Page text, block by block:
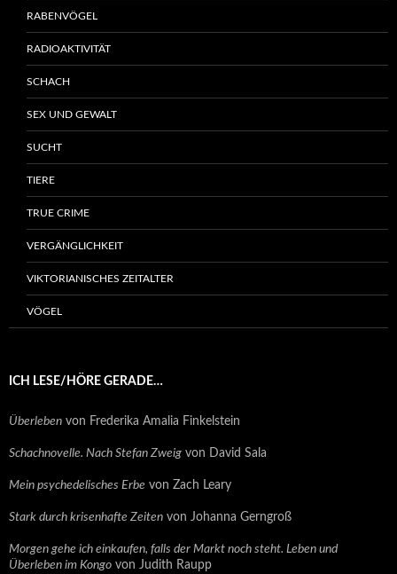
RABENVÖGEL
RADIOAKTIVITÄT
SCHACH
SEX UND GEWALT
SUCHT
TIERE
TRUE CRIME
VERGÄNGLICHKEIT
VIKTORIANISCHES ZEITALTER
VÖGEL
ICH LESE/HÖRE GERADE…
Überleben von Frederika Amalia Finkelstein
Schachnovelle. Nach Stefan Zweig von David Sala
Mein psychedelisches Erbe von Zach Leary
Stark durch krisenhafte Zeiten von Johanna Gerngroß
Morgen gehe ich einkaufen, falls der Markt noch steht. Leben und
Überleben im Kongo von Judith Raupp